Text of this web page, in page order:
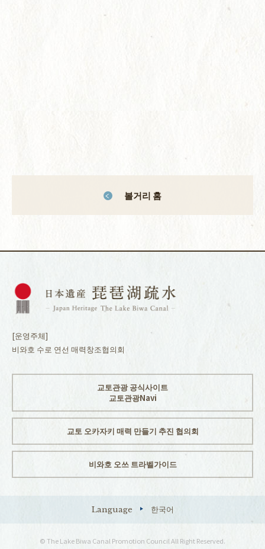
볼거리 홈
[운영주체]
비와호 수로 연선 매력창조협의회
교토관광 공식사이트
교토관광Navi
교토 오카자키 매력 만들기 추진 협의회
비와호 오쓰 트라벨가이드
Language 한국어
© The Lake Biwa Canal Promotion Council All Right Reserved.